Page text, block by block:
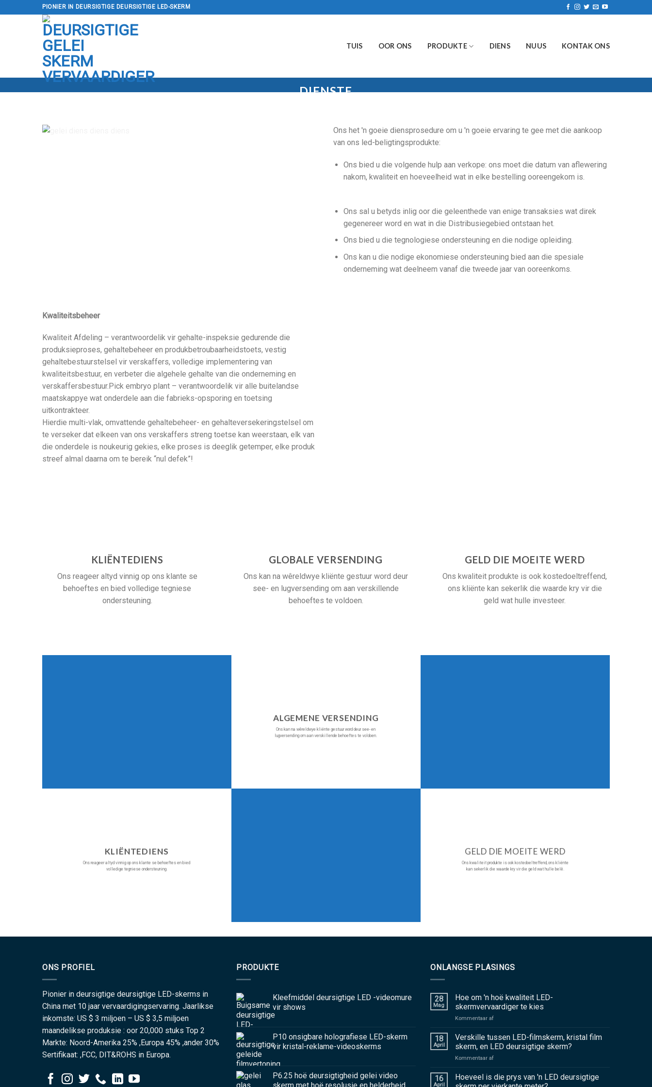
oor
PIONIER IN DEURSIGTIGE DEURSIGTIGE LED-SKERM
TUIS OOR ONS PRODUKTE DIENS NUUS KONTAK ONS
DIENSTE
Ons het 'n goeie diensprosedure om u 'n goeie ervaring te gee met die aankoop
van ons led-beligtingsprodukte:
Ons bied u die volgende hulp aan verkope: ons moet die datum van aflewering
nakom, kwaliteit en hoeveelheid wat in elke bestelling ooreengekom is.
Ons sal u betyds inlig oor die geleenthede van enige transaksies wat direk
gegenereer word en wat in die Distribusiegebied ontstaan ​​het.
Ons bied u die tegnologiese ondersteuning en die nodige opleiding.
Ons kan u die nodige ekonomiese ondersteuning bied aan die spesiale
onderneming wat deelneem vanaf die tweede jaar van ooreenkoms.
Kwaliteitsbeheer
Kwaliteit Afdeling – verantwoordelik vir gehalte-inspeksie gedurende die
produksieproses, gehaltebeheer en produkbetroubaarheidstoets, vestig
gehaltebestuurstelsel vir verskaffers, volledige implementering van
kwaliteitsbestuur, en verbeter die algehele gehalte van die onderneming en
verskaffersbestuur.Pick embryo plant – verantwoordelik vir alle buitelandse
maatskappye wat onderdele aan die fabrieks-opsporing en toetsing
uitkontrakteer.
Hierdie multi-vlak, omvattende gehaltebeheer- en gehalteversekeringstelsel om
te verseker dat elkeen van ons verskaffers streng toetse kan weerstaan, elk van
die onderdele is noukeurig gekies, elke proses is deeglik getemper, elke produk
streef almal daarna om te bereik “nul defek”!
KLIËNTEDIENS
Ons reageer altyd vinnig op ons klante se
behoeftes en bied volledige tegniese
ondersteuning.
GLOBALE VERSENDING
Ons kan na wêreldwye kliënte gestuur word deur
see- en lugversending om aan verskillende
behoeftes te voldoen.
GELD DIE MOEITE WERD
Ons kwaliteit produkte is ook kostedoeltreffend,
ons kliënte kan sekerlik die waarde kry vir die
geld wat hulle investeer.
ALGEMENE VERSENDING
Ons kan na wêreldwye kliënte gestuur word deur see- en
lugversending om aan verskillende behoeftes te voldoen.
KLIËNTEDIENS
Ons reageer altyd vinnig op ons klante se behoeftes en bied
volledige tegniese ondersteuning.
GELD DIE MOEITE WERD
Ons kwaliteit produkte is ook kostedoeltreffend, ons kliënte
kan sekerlik die waarde kry vir die geld wat hulle belê.
ONS PROFIEL
Pionier in deursigtige deursigtige LED-skerms in
China met 10 jaar vervaardigingservaring. Jaarlikse
inkomste: US $ 3 miljoen – US $ 3,5 miljoen
maandelikse produksie : oor 20,000 stuks Top 2
Markte: Noord-Amerika 25% ,Europa 45% ,ander 30%
Sertifikaat: ,FCC, DIT&ROHS in Europa.
PRODUKTE
Kleefmiddel deursigtige LED -videomure
vir shows
P10 onsigbare holografiese LED-skerm
vir kristal-reklame-videoskerms
P6.25 hoë deursigtigheid gelei video
ONLANGSE PLASINGS
28
Mag
Hoe om 'n hoë kwaliteit LED-
skermvervaardiger te kies
Kommentaar afaan
om
'n
hoë
kwaliteit
skermvervaardiger
te
18
April
Verskille tussen LED-filmskerm, kristal film
skerm, en LED deursigtige skerm?
Kommentaar afaan
tussen
LED-
16
April
Hoeveel is die prys van 'n LED deursigtige